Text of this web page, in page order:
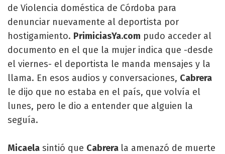
de Violencia doméstica de Córdoba para
denunciar nuevamente al deportista por
hostigamiento. PrimiciasYa.com pudo acceder al
documento en el que la mujer indica que -desde
el viernes- el deportista le manda mensajes y la
llama. En esos audios y conversaciones, Cabrera
le dijo que no estaba en el país, que volvía el
lunes, pero le dio a entender que alguien la
seguía.
Micaela sintió que Cabrera la amenazó de muerte